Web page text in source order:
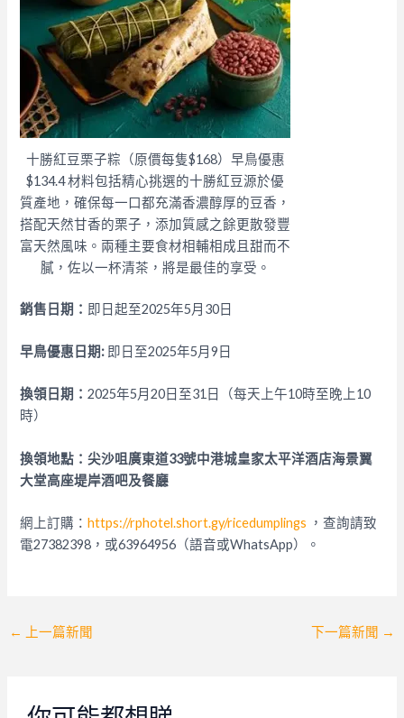
十勝紅豆栗子粽（原價每隻$168）早鳥優惠
$134.4 材料包括精心挑選的十勝紅豆源於優
質產地，確保每一口都充滿香濃醇厚的豆香，
搭配天然甘香的栗子，添加質感之餘更散發豐
富天然風味。兩種主要食材相輔相成且甜而不
膩，佐以一杯清茶，將是最佳的享受。
銷售日期： 即日起至2025年5月30日
早鳥優惠日期: 即日至2025年5月9日
換領日期：2025年5月20日至31日（每天上午10時至晚上10
時）
換領地點：尖沙咀廣東道33號中港城皇家太平洋酒店海景翼
大堂高座堤岸酒吧及餐廳
網上訂購：https://rphotel.short.gy/ricedumplings ，查詢請致
電27382398，或63964956（語音或WhatsApp）。
Post
← 上一篇新聞 下一篇新聞 →